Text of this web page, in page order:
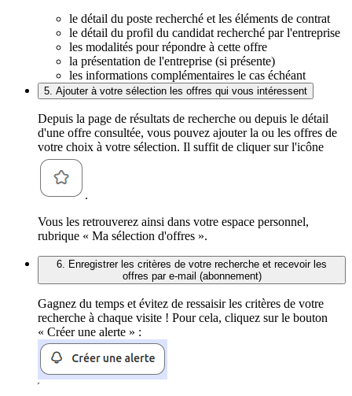
le détail du poste recherché et les éléments de contrat
le détail du profil du candidat recherché par l'entreprise
les modalités pour répondre à cette offre
la présentation de l'entreprise (si présente)
les informations complémentaires le cas échéant
5. Ajouter à votre sélection les offres qui vous intéressent
Depuis la page de résultats de recherche ou depuis le détail
d'une offre consultée, vous pouvez ajouter la ou les offres de
votre choix à votre sélection. Il suffit de cliquer sur l'icône
.
Vous les retrouverez ainsi dans votre espace personnel,
rubrique « Ma sélection d'offres ».
6. Enregistrer les critères de votre recherche et recevoir les
offres par e-mail (abonnement)
Gagnez du temps et évitez de ressaisir les critères de votre
recherche à chaque visite ! Pour cela, cliquez sur le bouton
« Créer une alerte » :